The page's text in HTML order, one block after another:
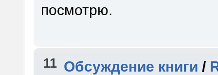
посмотрю.
11 Обсуждение книги /